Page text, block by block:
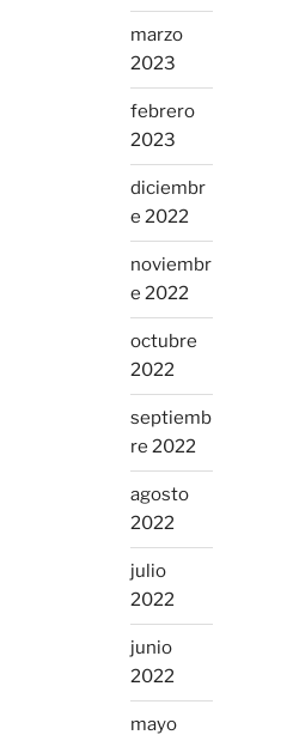
marzo
2023
febrero
2023
diciembr
e 2022
noviembr
e 2022
octubre
2022
septiemb
re 2022
agosto
2022
julio
2022
junio
2022
mayo